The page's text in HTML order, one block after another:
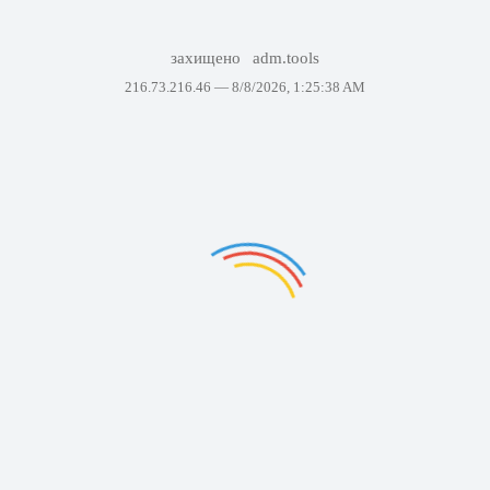
захищено adm.tools
216.73.216.46 — 8/8/2026, 1:25:38 AM